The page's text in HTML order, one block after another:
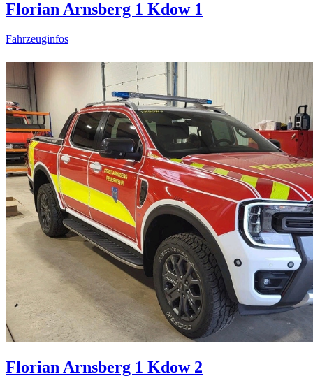
Florian Arnsberg 1 Kdow 1
Fahrzeuginfos
Florian Arnsberg 1 Kdow 2